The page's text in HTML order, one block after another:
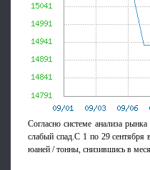
Согласно системе анализа
слабый спад.С 1 по 29
юаней / тонны, снизившись в